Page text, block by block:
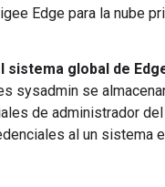
Edge para la nube
global de
sysadmin se
de administrador
al un sistema